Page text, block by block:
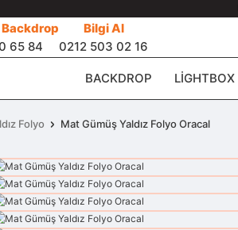
65 84
Bilgi Al
0212 503 02 16
BACKDROP LIGHTBOX
Folyo Mat Gümüş Yaldız Folyo Oracal